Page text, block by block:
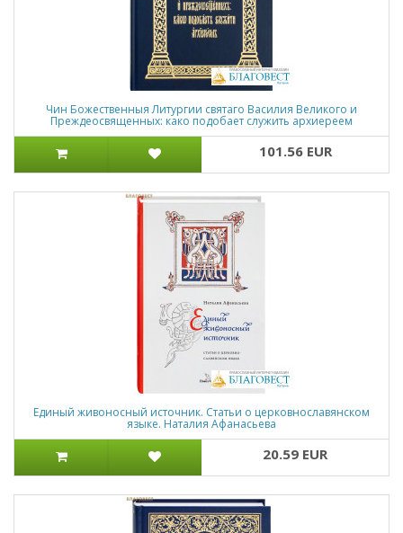
Чин Божественныя Литургии святаго Василия Великого и
Преждеосвященных: како подобает служить архиереем
101.56 EUR
Единый живоносный источник. Статьи о церковнославянском
языке. Наталия Афанасьева
20.59 EUR